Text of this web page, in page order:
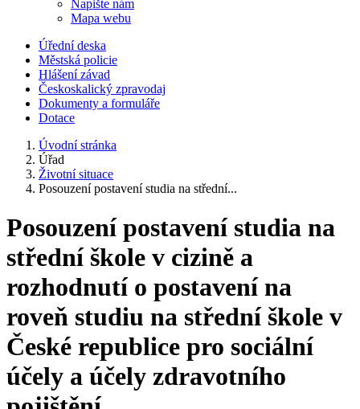
Napište nám
Mapa webu
Úřední deska
Městská policie
Hlášení závad
Českoskalický zpravodaj
Dokumenty a formuláře
Dotace
Úvodní stránka
Úřad
Životní situace
Posouzení postavení studia na střední...
Posouzení postavení studia na
střední škole v cizině a
rozhodnutí o postavení na
roveň studiu na střední škole v
České republice pro sociální
účely a účely zdravotního